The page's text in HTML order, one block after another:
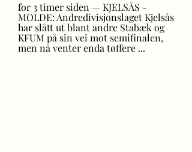
for 3 timer siden — KJELSÅS -
MOLDE: Andredivisjonslaget Kjelsås
har slått ut blant andre Stabæk og
KFUM på sin vei mot semifinalen,
men nå venter enda tøffere ...